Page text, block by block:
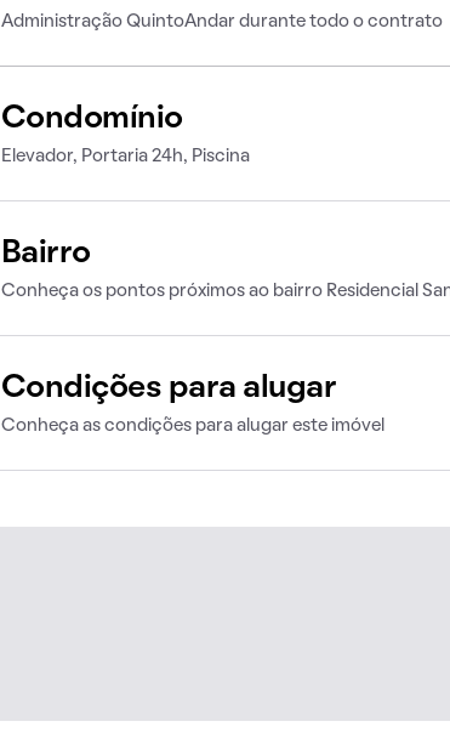
Administração QuintoAndar durante todo o contrato
Condomínio
Elevador, Portaria 24h, Piscina
Bairro
Conheça os pontos próximos ao bairro Residencial
Condições para alugar
Conheça as condições para alugar este imóvel